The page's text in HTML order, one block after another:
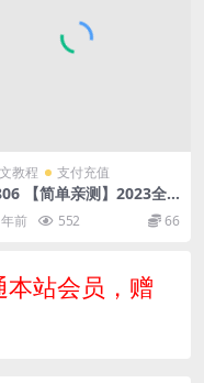
教程 支付充值
【简单亲测】2023全
代付系统PHP源码 第三
宝微信代付系统
前 552 66
站会员，赠